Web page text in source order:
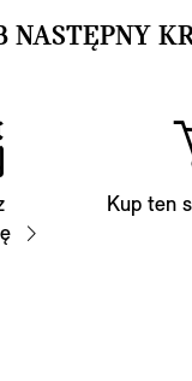
NASTĘPNY
Kup ten